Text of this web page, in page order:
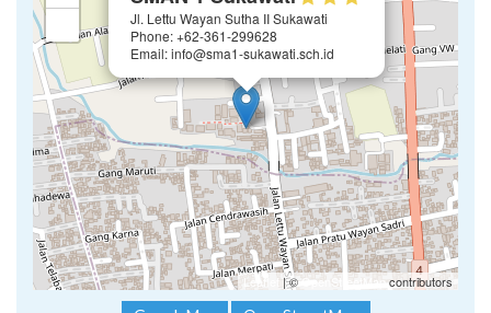
Jl. Lettu Wayan Sutha II Sukawati
Phone: +62-361-299628
Email: info@sma1-sukawati.sch.id
Leaflet | ©OpenStreetMap contributors